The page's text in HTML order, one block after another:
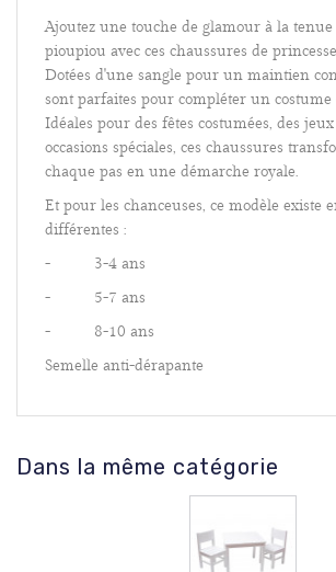
Ajoutez une touche de glamour à la tenue
pioupiou avec ces chaussures de
Dotées d'une sangle pour un maintien
sont parfaites pour compléter un costume
Idéales pour des fêtes costumées, des
occasions spéciales, ces chaussures
chaque pas en une démarche royale.
Et pour les chanceuses, ce modèle existe
différentes :
-
3-4 ans
-
5-7 ans
-
8-10 ans
Semelle anti-dérapante
Dans la même catégorie